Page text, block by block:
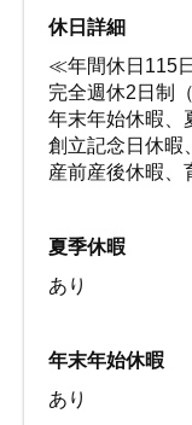
休日詳細
≪年間休日115
完全週休2日制（
年末年始休暇、
創立記念日休暇
産前産後休暇、
夏季休暇
あり
年末年始休暇
あり